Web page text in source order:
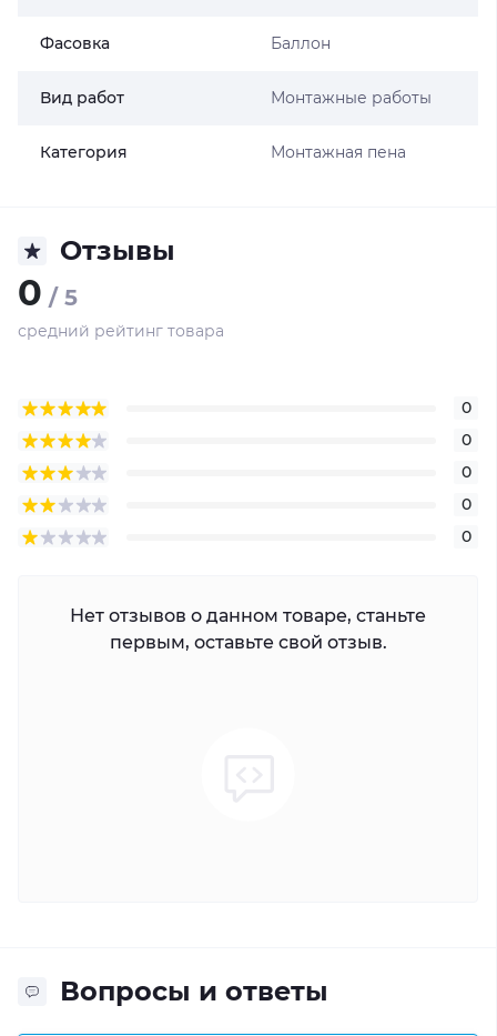
Фасовка Баллон
Вид работ Монтажные работы
Категория Монтажная пена
Отзывы
0 / 5
средний рейтинг товара
0
0
0
0
0
Нет отзывов о данном товаре, станьте
первым, оставьте свой отзыв.
Вопросы и ответы